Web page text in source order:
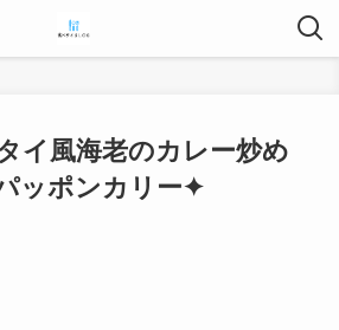
イ風海老のカレー炒め
ッポンカリー✦